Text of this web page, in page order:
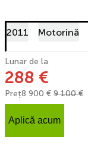
2011 Motorină
Lunar de la
288 €
Preț8 900 € 9 100 €
Aplică acum